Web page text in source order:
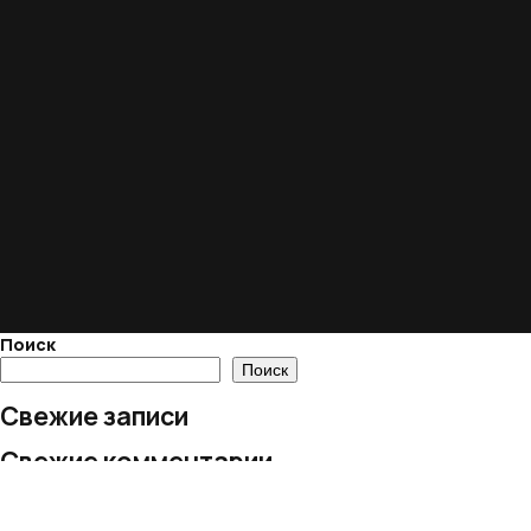
Поиск
Поиск
Свежие записи
Свежие комментарии